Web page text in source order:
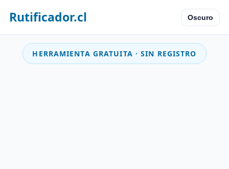
Rutificador.cl Oscuro
HERRAMIENTA GRATUITA · SIN REGISTRO